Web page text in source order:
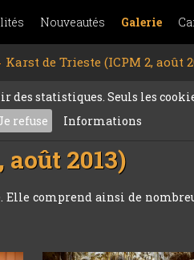
Nouveautés Galerie
Karst de Trieste (ICPM 2, août
statistiques. Seuls les
refuse Informations
2013)
comprend ainsi de